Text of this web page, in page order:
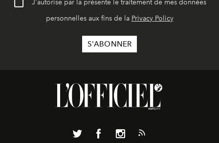
J'autorise par la présente le traitement de mes données
personnelles aux fins de la Privacy Policy